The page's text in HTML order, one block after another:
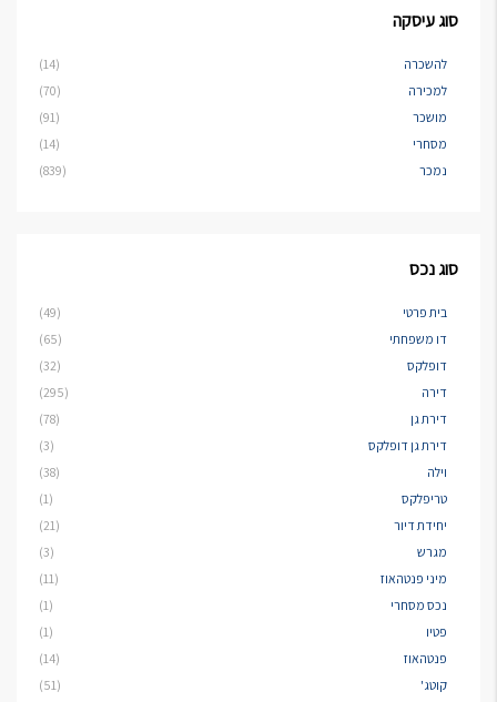
סוג עיסקה
להשכרה
(14)
למכירה
(70)
מושכר
(91)
מסחרי
(14)
נמכר
(839)
סוג נכס
בית פרטי
(49)
דו משפחתי
(65)
דופלקס
(32)
דירה
(295)
דירת גן
(78)
דירת גן דופלקס
(3)
וילה
(38)
טריפלקס
(1)
יחידת דיור
(21)
מגרש
(3)
מיני פנטהאוז
(11)
נכס מסחרי
(1)
פטיו
(1)
פנטהאוז
(14)
קוטג'
(51)